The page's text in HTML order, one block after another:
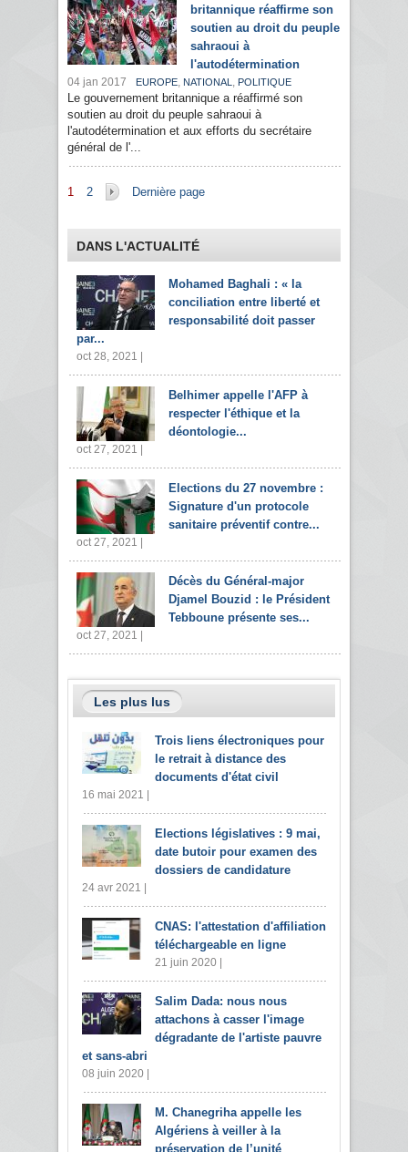
britannique réaffirme son
soutien au droit du peuple
sahraoui à
l'autodétermination
04 jan 2017 EUROPE, NATIONAL , POLITIQUE
Le gouvernement britannique a réaffirmé son
soutien au droit du peuple sahraoui à
l'autodétermination et aux efforts du secrétaire
général de l'...
Pages
1 2 Dernière page
DANS L'ACTUALITÉ
Mohamed Baghali : « la
conciliation entre liberté et
responsabilité doit passer
par...
oct 28, 2021 |
Belhimer appelle l'AFP à
respecter l'éthique et la
déontologie...
oct 27, 2021 |
Elections du 27 novembre :
Signature d'un protocole
sanitaire préventif contre...
oct 27, 2021 |
Décès du Général-major
Djamel Bouzid : le Président
Tebboune présente ses...
oct 27, 2021 |
Les plus lus
Trois liens électroniques pour
le retrait à distance des
documents d'état civil
16 mai 2021 |
Elections législatives : 9 mai,
date butoir pour examen des
dossiers de candidature
24 avr 2021 |
CNAS: l'attestation d'affiliation
téléchargeable en ligne
21 juin 2020 |
Salim Dada: nous nous
attachons à casser l'image
dégradante de l'artiste pauvre
et sans-abri
08 juin 2020 |
M. Chanegriha appelle les
Algériens à veiller à la
préservation de l’unité